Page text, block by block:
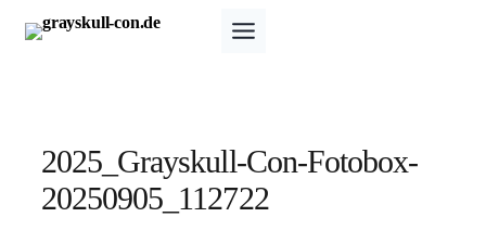
Zum
Inhalt
2025_Grayskull-Con-Fotobox-
20250905_112722